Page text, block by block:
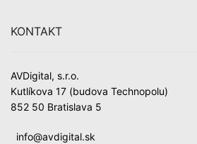
KONTAKT
AVDigital, s.r.o.
Kutlíkova 17 (budova Technopolu)
852 50 Bratislava 5
info@avdigital.sk